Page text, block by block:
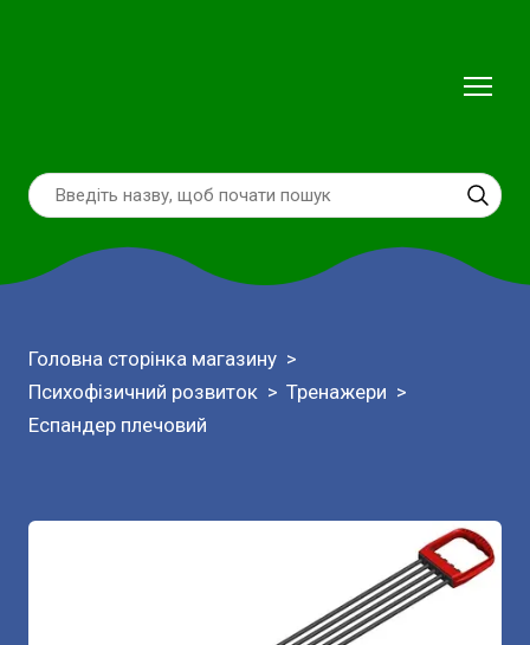
Головна сторінка магазину
Психофізичний розвиток
Тренажери
Еспандер плечовий